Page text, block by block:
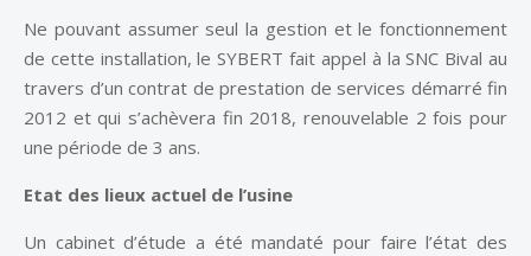
Ne pouvant assumer seul la gestion et le fonctionnement
de cette installation, le SYBERT fait appel à la SNC Bival au
travers d’un contrat de prestation de services démarré fin
2012 et qui s’achèvera fin 2018, renouvelable 2 fois pour
une période de 3 ans.
Etat des lieux actuel de l’usine
Un cabinet d’étude a été mandaté pour faire l’état des